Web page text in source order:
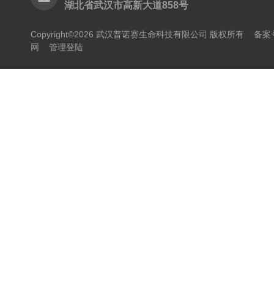
湖北省武汉市高新大道858号
Copyright©2026 武汉普诺赛生命科技有限公司 版权所有 备案
网
管理登陆